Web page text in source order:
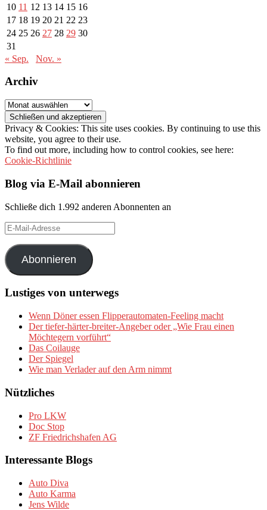
10 11 12 13 14 15 16
17 18 19 20 21 22 23
24 25 26 27 28 29 30
31
« Sep.
Nov. »
Archiv
Archiv
Privacy & Cookies: This site uses cookies. By continuing to use this
website, you agree to their use.
To find out more, including how to control cookies, see here:
Cookie-Richtlinie
Blog via E-Mail abonnieren
Schließe dich 1.992 anderen Abonnenten an
E-
Mail-
Adresse
Abonnieren
Lustiges von unterwegs
Wenn Döner essen Flipperautomaten-Feeling macht
Der tiefer-härter-breiter-Angeber oder „Wie Frau einen
Möchtegern vorführt“
Das Coilauge
Der Spiegel
Wie man Verlader auf den Arm nimmt
Nützliches
Pro LKW
Doc Stop
ZF Friedrichshafen AG
Interessante Blogs
Auto Diva
Auto Karma
Jens Wilde